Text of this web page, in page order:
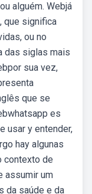
alguém. Webjá
que significa
ou no
das siglas mais
sua vez,
que se
es
usar y entender,
hay algunas
contexto de
assumir um
da saúde e da